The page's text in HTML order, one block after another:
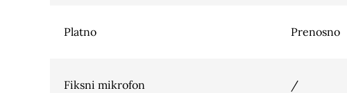
Platno Prenosno
Fiksni mikrofon /